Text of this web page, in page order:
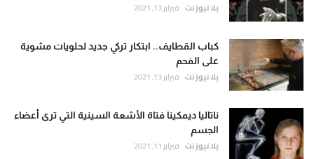
يلا نيوز نت فبراير 13, 2021
كباب القطايف.. ابتكار تركي جديد لحلويات مشوية
على الفحم
يلا نيوز نت فبراير 13, 2021
ناتاليا ديمكينا فتاة الأشعة السينية التي ترى أعضاء
الجسم
يلا نيوز نت فبراير 11, 2021